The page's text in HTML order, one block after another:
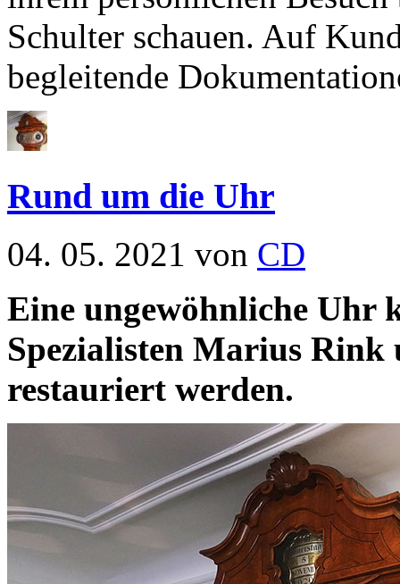
Schulter schauen. Auf
begleitende
Rund um die Uhr
04. 05. 2021 von CD
Eine ungewöhnliche Uhr
Spezialisten Marius
restauriert werden.